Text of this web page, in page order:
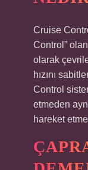
Cruise
Control”
olarak
hızını
Control
etmeden
hareket